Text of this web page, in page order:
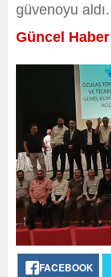
güvenoyu aldı.
Güncel Haber
FACEBOOK